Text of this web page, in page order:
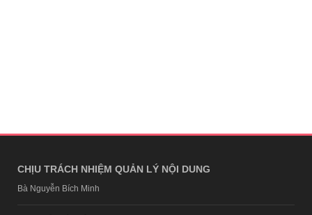
CHỊU TRÁCH NHIỆM QUẢN LÝ NỘI DUNG
Bà Nguyễn Bích Minh